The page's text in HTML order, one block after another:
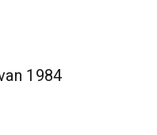
1984